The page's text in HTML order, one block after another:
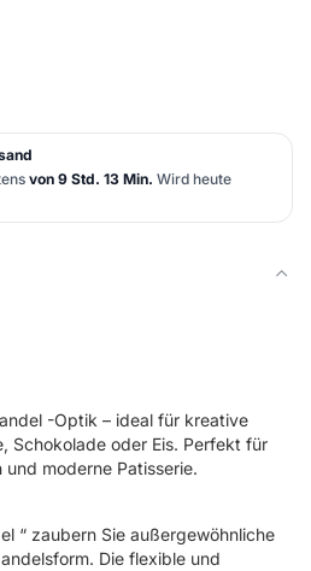
von 9 Std. 13 Min. Wird heute
-Optik – ideal für kreative
Schokolade oder Eis. Perfekt für
moderne Patisserie.
“ zaubern Sie außergewöhnliche
Die flexible und